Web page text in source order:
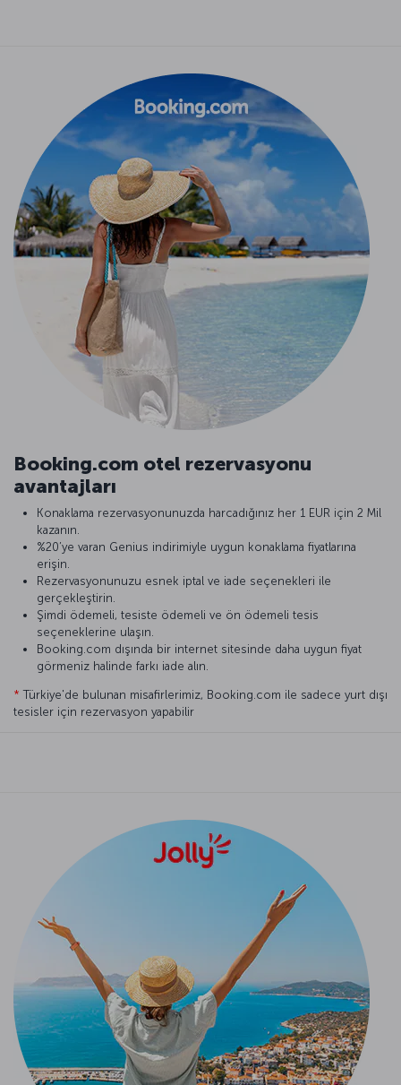
Booking.com otel rezervasyonu
avantajları
Konaklama rezervasyonunuzda harcadığınız her 1 EUR için 2 Mil
kazanın.
%20’ye varan Genius indirimiyle uygun konaklama fiyatlarına
erişin.
Rezervasyonunuzu esnek iptal ve iade seçenekleri ile
gerçekleştirin.
Şimdi ödemeli, tesiste ödemeli ve ön ödemeli tesis
seçeneklerine ulaşın.
Booking.com dışında bir internet sitesinde daha uygun fiyat
görmeniz halinde farkı iade alın.
* Türkiye'de bulunan misafirlerimiz, Booking.com ile sadece yurt dışı
tesisler için rezervasyon yapabilir